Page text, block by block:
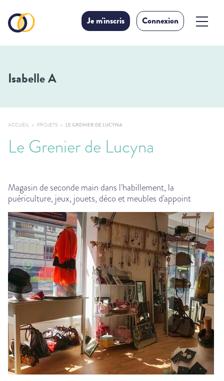
Je m'inscris Connexion
Isabelle A
ACCUEIL PROJETS LE GRENIER DE LUCYNA
Le Grenier de Lucyna
Magasin de seconde main dans l'habillement, la
puériculture, jeux, jouets, déco et meubles d'appoint